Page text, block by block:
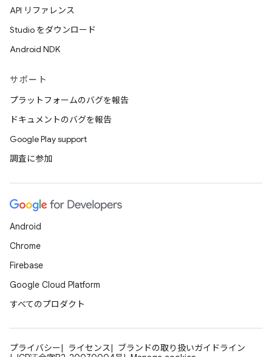
API リファレンス
Studio をダウンロード
Android NDK
サポート
プラットフォームのバグを報告
ドキュメントのバグを報告
Google Play support
調査に参加
Android
Chrome
Firebase
Google Cloud Platform
すべてのプロダクト
プライバシー ライセンス
ブランドの取り扱いガイドライン